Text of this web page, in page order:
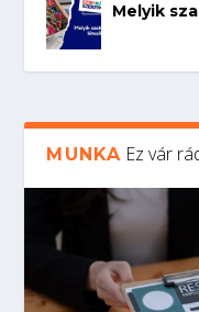
Melyik
MUNKA Ez vár